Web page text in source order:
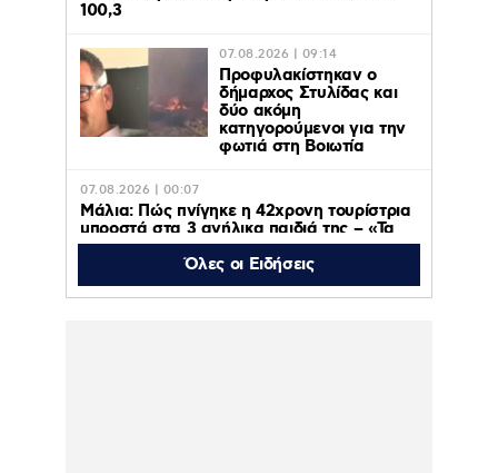
100,3
07.08.2026 | 09:14
Προφυλακίστηκαν ο
δήμαρχος Στυλίδας και
δύο ακόμη
κατηγορούμενοι για την
φωτιά στη Βοιωτία
07.08.2026 | 00:07
Μάλια: Πώς πνίγηκε η 42χρονη τουρίστρια
μπροστά στα 3 ανήλικα παιδιά της – «Τα
παιδιά φώναζαν και έκλαιγαν, ήταν σε
κατάσταση πανικού»Όλες οι Ειδήσεις